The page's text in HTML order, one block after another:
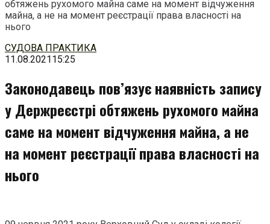
обтяжень рухомого майна саме на момент відчуження
майна, а не на момент реєстрації права власності на
нього
Перейти
до
СУДОВА ПРАКТИКА
11.08.202115:25
Законодавець пов’язує наявність запису
у Держреєстрі обтяжень рухомого майна
саме на момент відчуження майна, а не
на момент реєстрації права власності на
нього